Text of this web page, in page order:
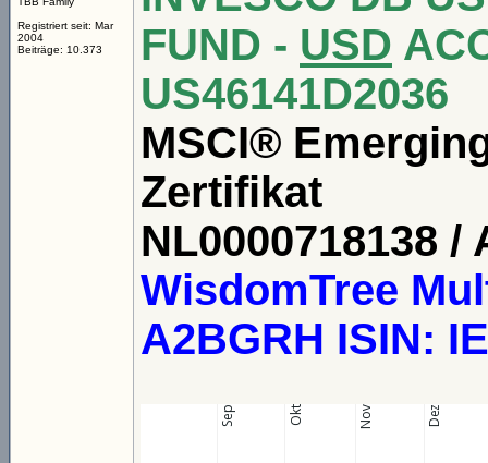
Registriert seit: Mar
2004
Beiträge: 10.373
FUND - USD
US46141D2036
MSCI®
Zertifikat
NL0000718138 /
WisdomTree
A2BGRH ISIN: